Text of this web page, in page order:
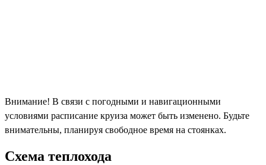
Внимание! В связи с погодными и навигационными
условиями расписание круиза может быть изменено. Будьте
внимательны, планируя свободное время на стоянках.
Схема теплохода